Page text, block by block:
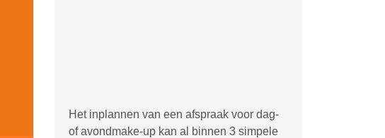
Het inplannen van een afspraak voor dag-
of avondmake-up kan al binnen 3 simpele